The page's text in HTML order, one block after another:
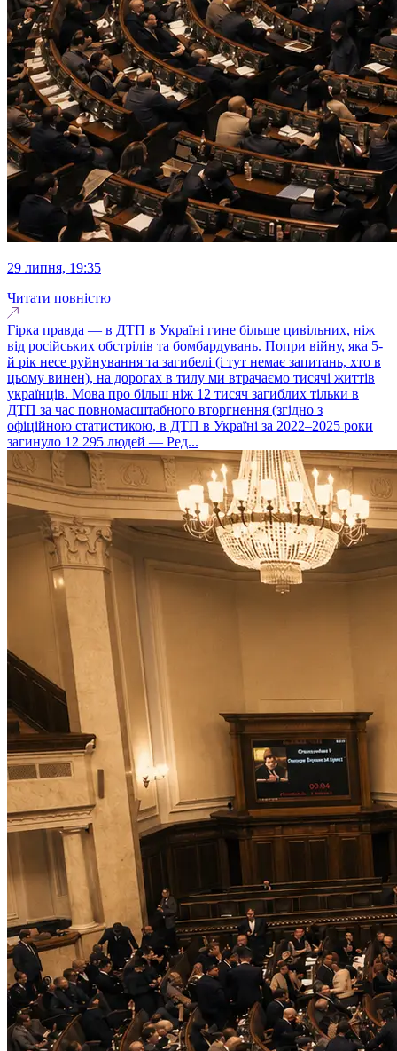
29 липня, 19:35
Читати повністю
Гірка правда — в ДТП в Україні гине більше цивільних, ніж
від російських обстрілів та бомбардувань. Попри війну, яка 5-
й рік несе руйнування та загибелі (і тут немає запитань, хто в
цьому винен), на дорогах в тилу ми втрачаємо тисячі життів
українців. Мова про більш ніж 12 тисяч загиблих тільки в
ДТП за час повномасштабного вторгнення (згідно з
офіційною статистикою, в ДТП в Україні за 2022–2025 роки
загинуло 12 295 людей — Ред...